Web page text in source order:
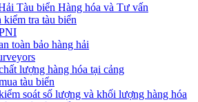
Tàu biển Hàng hóa và Tư vấn
kiểm tra tàu biển
toàn bảo hàng hải
lượng hàng hóa tại cảng
tàu biển
soát số lượng và khối lượng hàng hóa